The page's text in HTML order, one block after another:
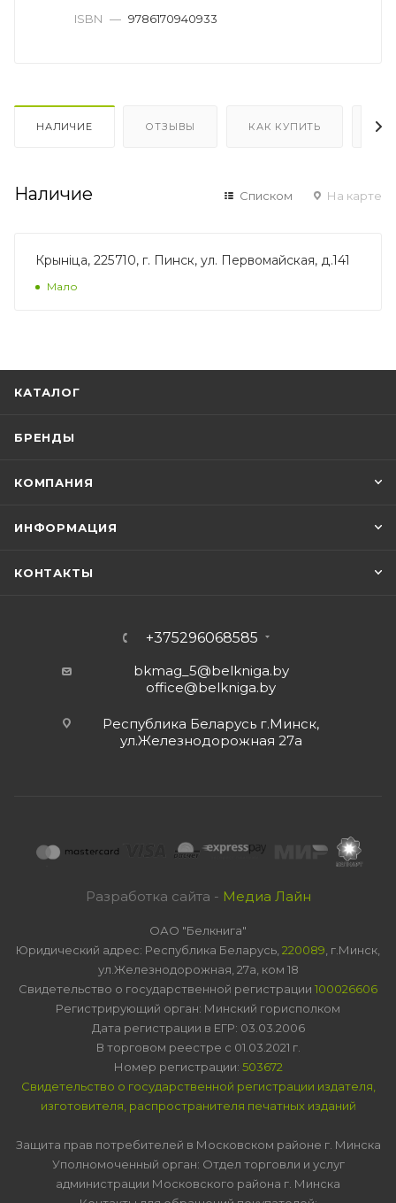
ISBN — 9786170940933
НАЛИЧИЕ ОТЗЫВЫ КАК КУПИТЬ
Наличие Списком На карте
Крынiца, 225710, г. Пинск, ул. Первомайская, д.141
Мало
КАТАЛОГ
БРЕНДЫ
КОМПАНИЯ
ИНФОРМАЦИЯ
КОНТАКТЫ
+375296068585
bkmag_5@belkniga.by
office@belkniga.by
Республика Беларусь г.Минск,
ул.Железнодорожная 27а
Разработка сайта - Медиа Лайн
ОАО "Белкнига"
Юридический адрес: Республика Беларусь, 220089 , г.Минск,
ул.Железнодорожная, 27а, ком 18
Свидетельство о государственной регистрации 100026606
Регистрирующий орган: Минский горисполком
Дата регистрации в ЕГР: 03.03.2006
В торговом реестре с 01.03.2021 г.
Номер регистрации: 503672
Свидетельство о государственной регистрации издателя,
изготовителя, распространителя печатных изданий
Защита прав потребителей в Московском районе г. Минска
Уполномоченный орган: Отдел торговли и услуг
администрации Московского района г. Минска